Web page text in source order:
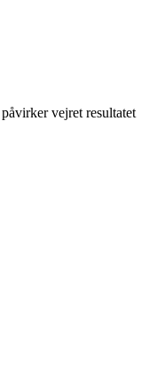
vejret resultatet